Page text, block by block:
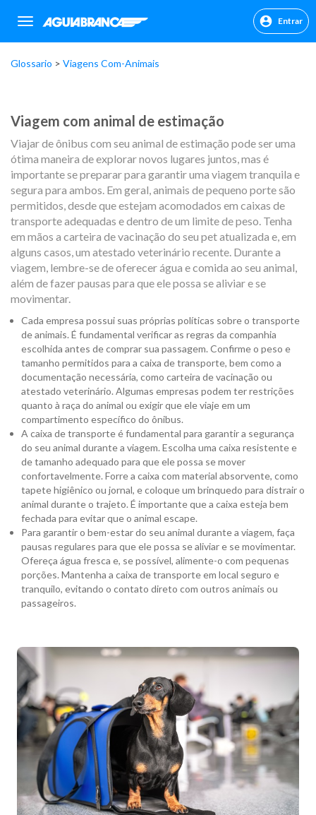
sr.header.toggle.navigation Entrar
Glossario Viagens Com-Animais
Viagem com animal de estimação
Viajar de ônibus com seu animal de estimação pode ser uma
ótima maneira de explorar novos lugares juntos, mas é
importante se preparar para garantir uma viagem tranquila e
segura para ambos. Em geral, animais de pequeno porte são
permitidos, desde que estejam acomodados em caixas de
transporte adequadas e dentro de um limite de peso. Tenha
em mãos a carteira de vacinação do seu pet atualizada e, em
alguns casos, um atestado veterinário recente. Durante a
viagem, lembre-se de oferecer água e comida ao seu animal,
além de fazer pausas para que ele possa se aliviar e se
movimentar.
Cada empresa possui suas próprias políticas sobre o transporte
de animais. É fundamental verificar as regras da companhia
escolhida antes de comprar sua passagem. Confirme o peso e
tamanho permitidos para a caixa de transporte, bem como a
documentação necessária, como carteira de vacinação ou
atestado veterinário. Algumas empresas podem ter restrições
quanto à raça do animal ou exigir que ele viaje em um
compartimento específico do ônibus.
A caixa de transporte é fundamental para garantir a segurança
do seu animal durante a viagem. Escolha uma caixa resistente e
de tamanho adequado para que ele possa se mover
confortavelmente. Forre a caixa com material absorvente, como
tapete higiênico ou jornal, e coloque um brinquedo para distrair o
animal durante o trajeto. É importante que a caixa esteja bem
fechada para evitar que o animal escape.
Para garantir o bem-estar do seu animal durante a viagem, faça
pausas regulares para que ele possa se aliviar e se movimentar.
Ofereça água fresca e, se possível, alimente-o com pequenas
porções. Mantenha a caixa de transporte em local seguro e
tranquilo, evitando o contato direto com outros animais ou
passageiros.